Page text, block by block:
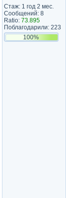
Стаж: 1 год 2 мес.
Сообщений: 8
Ratio: 73.895
Поблагодарили: 223
100%